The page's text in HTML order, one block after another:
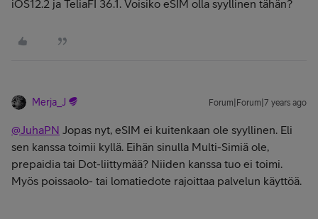
iOS12.2 ja TeliaFI 36.1. Voisiko eSIM olla syyllinen tähän?
Merja_J Forum|Forum|7 years ago
@JuhaPN Jopas nyt, eSIM ei kuitenkaan ole syyllinen. Eli
sen kanssa toimii kyllä. Eihän sinulla Multi-Simiä ole,
prepaidia tai Dot-liittymää? Niiden kanssa tuo ei toimi.
Myös poissaolo- tai lomatiedote rajoittaa palvelun käyttöä.